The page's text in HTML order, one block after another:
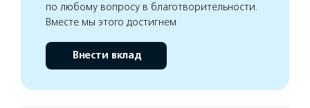
по любому вопросу в благотворительности.
Вместе мы этого достигнем
Внести вклад